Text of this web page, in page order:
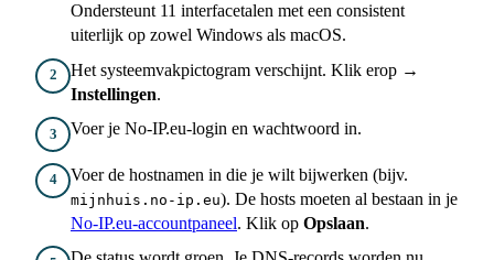
Ondersteunt 11 interfacetalen met een consistent
uiterlijk op zowel Windows als macOS.
2
Het systeemvakpictogram verschijnt. Klik erop →
Instellingen.
3 Voer je No-IP.eu-login en wachtwoord in.
4 Voer de hostnamen in die je wilt bijwerken (bijv.
mijnhuis.no-ip.eu). De hosts moeten al bestaan in je
No-IP.eu-accountpaneel. Klik op Opslaan.